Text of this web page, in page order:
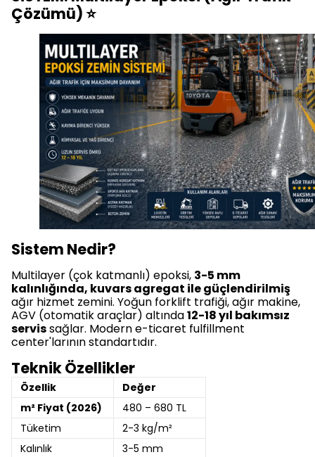
Çözümü) ⭐
Sistem Nedir?
Multilayer (çok katmanlı) epoksi, 3-5 mm
kalınlığında, kuvars agregat ile güçlendirilmiş
ağır hizmet zemini. Yoğun forklift trafiği, ağır makine,
AGV (otomatik araçlar) altında12-18 yıl bakımsız
servissağlar. Modern e-ticaret fulfillment
center'larının standartıdır.
Teknik Özellikler
Özellik
Değer
m² Fiyat (2026)
480 – 680 TL
Tüketim
2-3 kg/m²
Kalınlık
3-5 mm